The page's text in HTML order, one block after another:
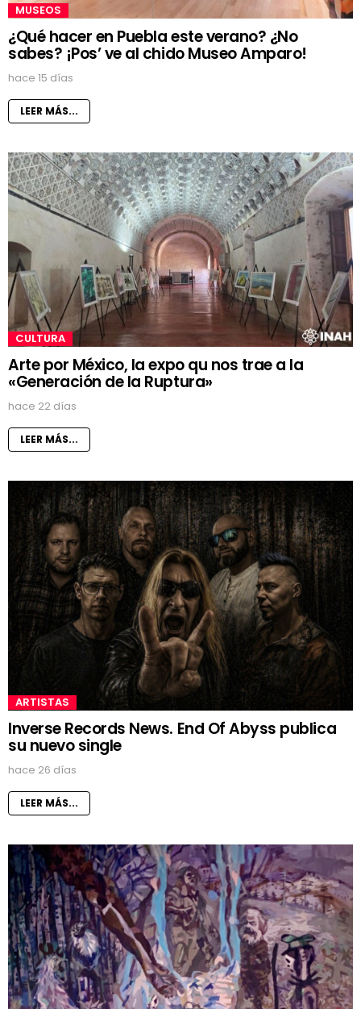
MUSEOS
¿Qué hacer en Puebla este verano? ¿No
sabes? ¡Pos’ ve al chido Museo Amparo!
hace 15 días
LEER MÁS...
CULTURA
Arte por México, la expo qu nos trae a la
«Generación de la Ruptura»
hace 22 días
LEER MÁS...
ARTISTAS
Inverse Records News. End Of Abyss publica
su nuevo single
hace 26 días
LEER MÁS...